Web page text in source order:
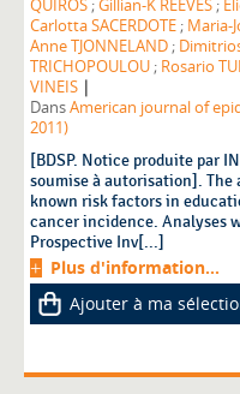
QUIROS ;Gillian-K REEVES ;
Carlotta SACERDOTE ; Maria-
Anne TJONNELAND ;
TRICHOPOULOU ; Rosario
VINEIS |
DansAmerican journal of
2011)
[BDSP. Notice produite par
soumise à autorisation].
known risk factors in
cancer incidence. Analyses
Prospective Inv[...]
Plus d'information...
Ajouter à ma